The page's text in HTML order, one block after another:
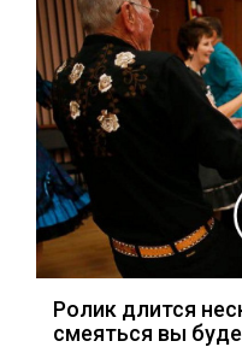
Ролик длится
смеяться вы